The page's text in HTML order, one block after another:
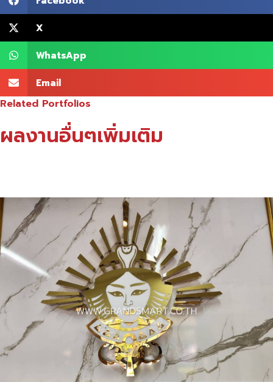
X
WhatsApp
Email
Related Portfolios
ผลงานอื่นๆเพิ่มเติม